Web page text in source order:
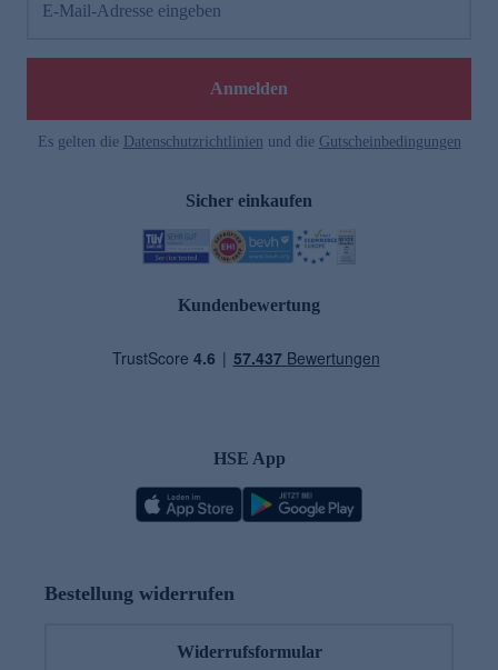
E-Mail-Adresse eingeben
Anmelden
Es gelten die Datenschutzrichtlinien und die Gutscheinbedingungen
Sicher einkaufen
Kundenbewertung
HSE App
Bestellung widerrufen
Widerrufsformular